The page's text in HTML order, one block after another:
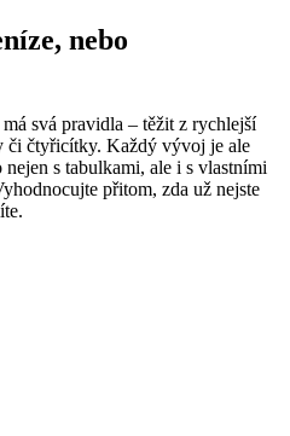
nebo
svá pravidla – těžit z rychlejší
či čtyřicítky. Každý vývoj je ale
s tabulkami, ale i s vlastními
přitom, zda už nejste